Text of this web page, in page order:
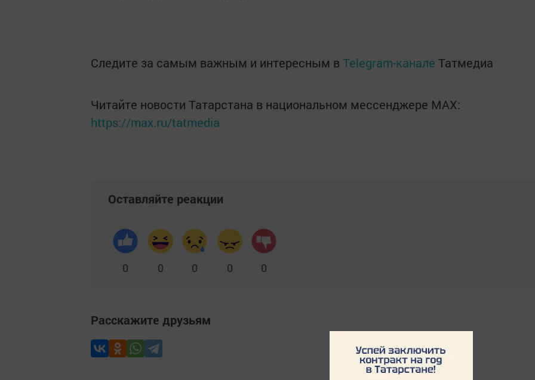
Следите за самым важным и интересным в Telegram-канале Татмедиа
Читайте новости Татарстана в национальном мессенджере MАХ:
https://max.ru/tatmedia
Оставляйте реакции
0 0 0 0 0
Расскажите друзьям